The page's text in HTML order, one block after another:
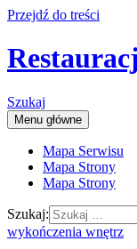
Przejdź do treści
Szukaj
Menu główne
Mapa Serwisu
Mapa Strony
Mapa Strony
Szukaj:
wykończenia wnętrz